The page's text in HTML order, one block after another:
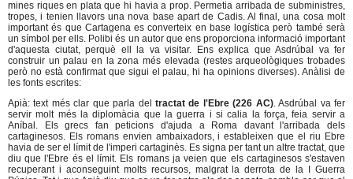
mines riques en plata que hi havia a prop. Permetia arribada de subministres,
tropes, i tenien llavors una nova base apart de Cadis. Al final, una cosa molt
important és que Cartagena es converteix en base logística però també serà
un símbol per ells. Polibi és un autor que ens proporciona informació important
d'aquesta ciutat, perquè ell la va visitar. Ens explica que Asdrúbal va fer
construir un palau en la zona més elevada (restes arqueològiques trobades
però no està confirmat que sigui el palau, hi ha opinions diverses). Anàlisi de
les fonts escrites:
Apià: text més clar que parla del tractat de l'Ebre (226 AC). Asdrúbal va fer
servir molt més la diplomàcia que la guerra i si calia la força, feia servir a
Aníbal. Els grecs fan peticions d'ajuda a Roma davant l'arribada dels
cartaginesos. Els romans envien ambaixadors, i estableixen que el riu Ebre
havia de ser el límit de l'imperi cartaginès. Es signa per tant un altre tractat, que
diu que l'Ebre és el límit. Els romans ja veien que els cartaginesos s'estaven
recuperant i aconseguint molts recursos, malgrat la derrota de la I Guerra